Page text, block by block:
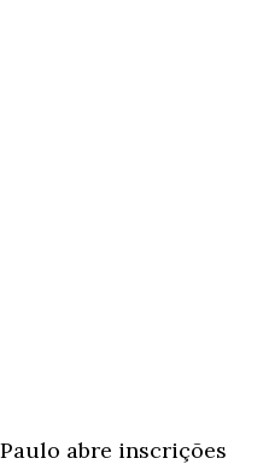
abre inscrições